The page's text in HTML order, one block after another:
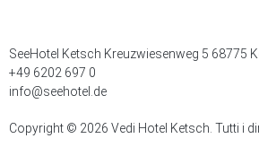
SeeHotel Ketsch Kreuzwiesenweg 5 68775
+49 6202 697 0
info@seehotel.de
Copyright © 2026 Vedi Hotel Ketsch. Tutti i